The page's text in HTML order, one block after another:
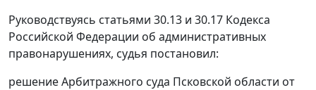
Руководствуясь статьями 30.13 и 30.17 Кодекса
Российской Федерации об административных
правонарушениях, судья постановил:
решениеАрбитражного суда Псковской области от